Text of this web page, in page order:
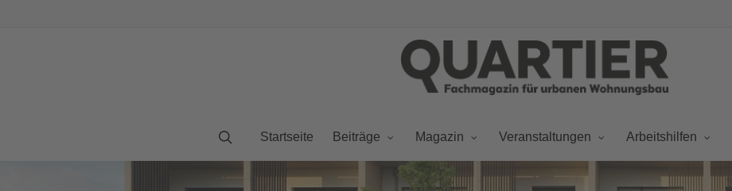
Startseite Beiträge Magazin Veranstaltungen Arbeitshilfen